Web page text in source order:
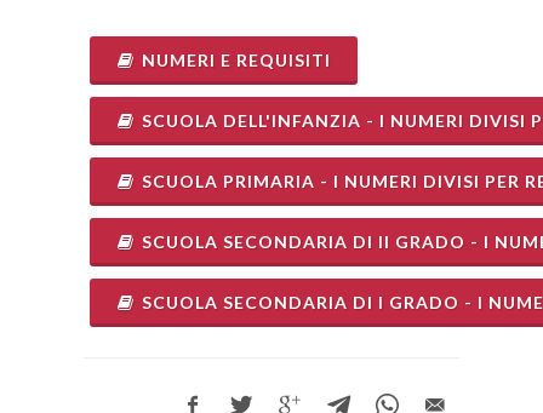
NUMERI E REQUISITI
SCUOLA DELL'INFANZIA - I NUMERI DIVISI
SCUOLA PRIMARIA - I NUMERI DIVISI PER
SCUOLA SECONDARIA DI II GRADO - I
SCUOLA SECONDARIA DI I GRADO - I